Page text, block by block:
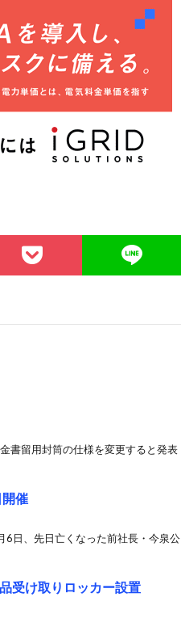
書留用封筒の仕様を変更すると発表
催
6日、先日亡くなった前社長・今泉公
受け取りロッカー設置